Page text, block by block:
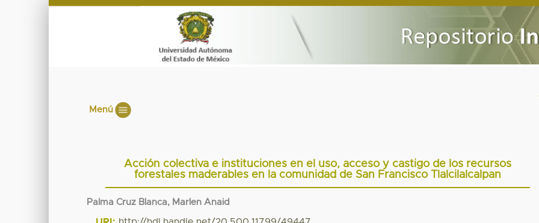
Menú
Acción colectiva e instituciones en el uso, acceso y castigo de los recursos
forestales maderables en la comunidad de San Francisco Tlalcilalcalpan
Palma Cruz Blanca, Marlen Anaid